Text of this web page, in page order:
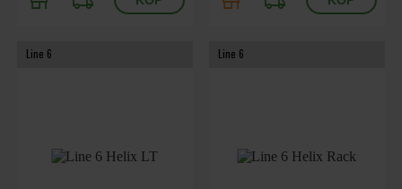
Line 6 Line 6